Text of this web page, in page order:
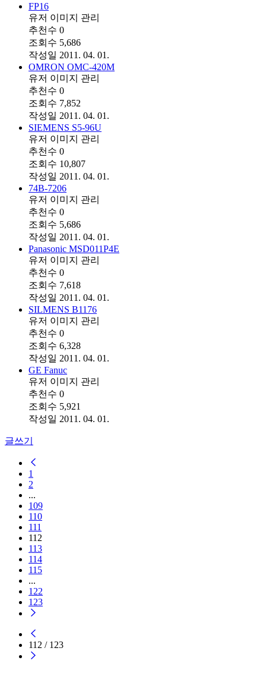
FP16
유저 이미지
관리
추천수 0
조회수 5,686
작성일 2011. 04. 01.
OMRON OMC-420M
유저 이미지
관리
추천수 0
조회수 7,852
작성일 2011. 04. 01.
SIEMENS S5-96U
유저 이미지
관리
추천수 0
조회수 10,807
작성일 2011. 04. 01.
74B-7206
유저 이미지
관리
추천수 0
조회수 5,686
작성일 2011. 04. 01.
Panasonic MSD011P4E
유저 이미지
관리
추천수 0
조회수 7,618
작성일 2011. 04. 01.
SILMENS B1176
유저 이미지
관리
추천수 0
조회수 6,328
작성일 2011. 04. 01.
GE Fanuc
유저 이미지
관리
추천수 0
조회수 5,921
작성일 2011. 04. 01.
글쓰기
1
2
...
109
110
111
112
113
114
115
...
122
123
112 / 123